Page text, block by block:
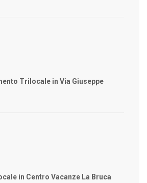
Trilocale in Via Giuseppe
in Centro Vacanze La Bruca